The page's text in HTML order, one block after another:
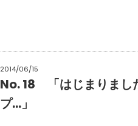
2014/06/15
No. 18 「はじまりまし
プ…」